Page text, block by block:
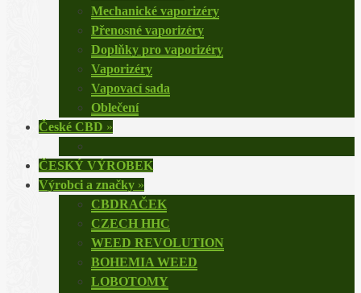
Mechanické vaporizéry
Přenosné vaporizéry
Doplňky pro vaporizéry
Vaporizéry
Vapovací sada
Oblečení
České CBD »
ČESKÝ VÝROBEK
Výrobci a značky »
CBDRAČEK
CZECH HHC
WEED REVOLUTION
BOHEMIA WEED
LOBOTOMY